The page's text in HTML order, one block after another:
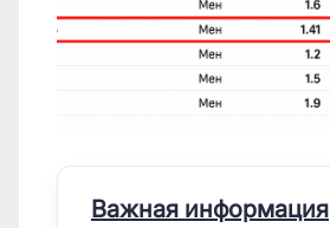
Важная информация